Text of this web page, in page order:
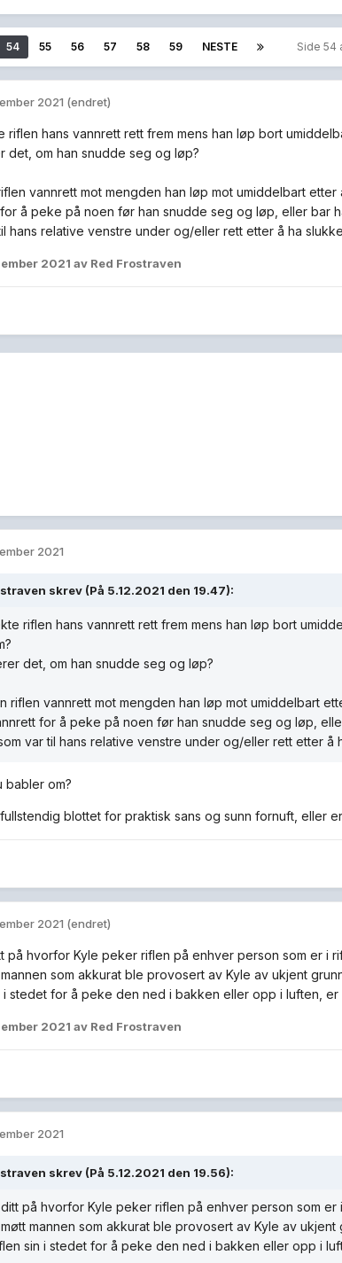
54 55 56 57 58 59 NESTE Side 54
2021 (endret)
riflen hans vannrett rett frem mens han løp bort
det, om han snudde seg og løp?
vannrett mot mengden han løp mot umiddelbart
å peke på noen før han snudde seg og løp, eller bar
hans relative venstre under og/eller rett etter å ha
2021 av Red Frostraven
2021
skrev (På 5.12.2021 den 19.47):
riflen hans vannrett rett frem mens han løp bort
det, om han snudde seg og løp?
riflen vannrett mot mengden han løp mot umiddelbart
for å peke på noen før han snudde seg og løp,
var til hans relative venstre under og/eller rett etter å
babler om?
blottet for praktisk sans og sunn fornuft, eller
2021 (endret)
på hvorfor Kyle peker riflen på enhver person som er i
som akkurat ble provosert av Kyle av ukjent
i stedet for å peke den ned i bakken eller opp i luften,
2021 av Red Frostraven
2021
skrev (På 5.12.2021 den 19.56):
ditt på hvorfor Kyle peker riflen på enhver person som
mannen som akkurat ble provosert av Kyle av
sin i stedet for å peke den ned i bakken eller opp i